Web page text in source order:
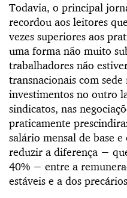
Todavia, o principal
recordou aos leitores
vezes superiores aos
uma forma não muito
trabalhadores não
transnacionais com
investimentos no outro
sindicatos, nas
praticamente
salário mensal de base
reduzir a diferença −
40% − entre a
estáveis e a dos